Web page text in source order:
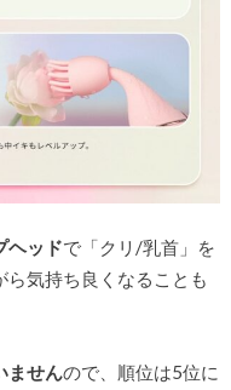
ヘッドで「クリ/乳首」を
ら気持ち良くなることも
ませんので、順位は5位に